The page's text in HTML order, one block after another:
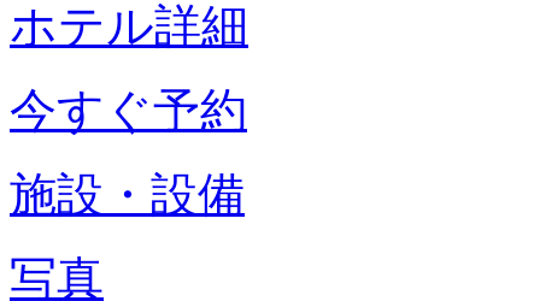
ホテル詳細
今すぐ予約
施設・設備
写真